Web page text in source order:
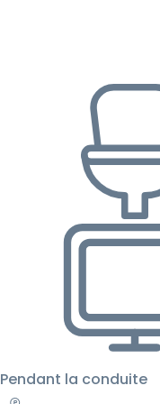
Pendant la conduite